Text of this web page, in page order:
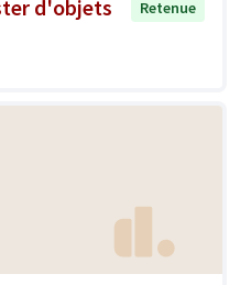
d'objets
Retenue